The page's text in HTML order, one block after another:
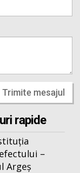
Trimite mesajul
rapide
–
Argeș